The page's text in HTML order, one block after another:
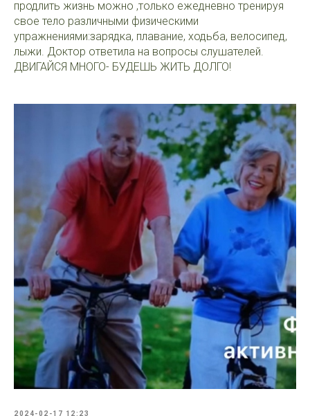
продлить жизнь можно ,только ежедневно тренируя
свое тело различными физическими
упражнениями:зарядка, плавание, ходьба, велосипед,
лыжи. Доктор ответила на вопросы слушателей.
ДВИГАЙСЯ МНОГО- БУДЕШЬ ЖИТЬ ДОЛГО!
2024-02-17 12:23